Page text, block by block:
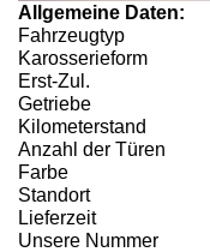
Allgemeine Daten:
Fahrzeugtyp
Karosserieform
Erst-Zul.
Getriebe
Kilometerstand
Anzahl der Türen
Farbe
Standort
Lieferzeit
Unsere Nummer